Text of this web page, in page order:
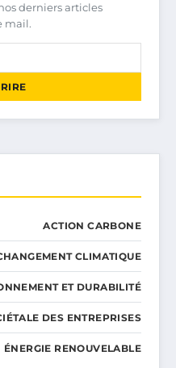
derniers articles
mail.
ACTION CARBONE
CLIMATIQUE
ET DURABILITÉ
DES ENTREPRISES
ÉNERGIE RENOUVELABLE